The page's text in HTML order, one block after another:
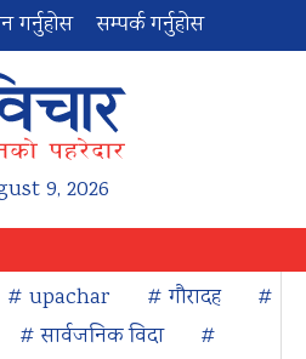
गर्नुहोस सम्पर्क गर्नुहोस
9, 2026
# upachar # गौरादह
#
# सार्वजनिक विदा
#